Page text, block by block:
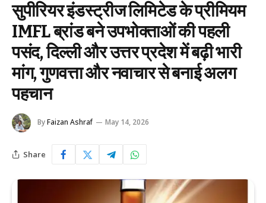
सुपीरियर इंडस्ट्रीज लिमिटेड के प्रीमियम
IMFL ब्रांड बने उपभोक्ताओं की पहली
पसंद, दिल्ली और उत्तर प्रदेश में बढ़ी भारी
मांग, गुणवत्ता और नवाचार से बनाई अलग
पहचान
ByFaizan Ashraf May 14, 2026
Share